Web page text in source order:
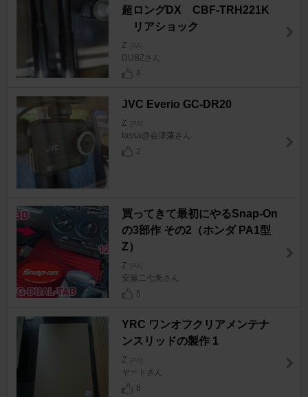
超ロングDX CBF-TRH221K
リアショック
Z [PA]
DUBZさん
8
JVC Everio GC-DR20
Z [PA]
tassa@会津藩さん
2
買ってきて最初にやるSnap-On
の3部作 その2（ホンダ PA1型
Z）
Z [PA]
安藤二七美さん
5
YRC ワンオフクリアメンテナ
ンスリッドの製作 1
Z [PA]
ヤートさん
8